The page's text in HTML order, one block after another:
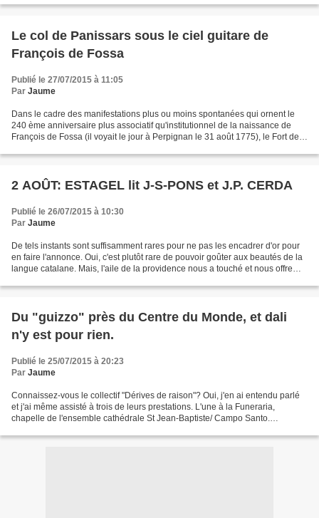
Le col de Panissars sous le ciel guitare de
François de Fossa
Publié le 27/07/2015 à 11:05
Par Jaume
Dans le cadre des manifestations plus ou moins spontanées qui ornent le
240 ème anniversaire plus associatif qu'institutionnel de la naissance de
François de Fossa (il voyait le jour à Perpignan le 31 août 1775), le Fort de
2 AOÛT: ESTAGEL lit J-S-PONS et J.P. CERDA
Publié le 26/07/2015 à 10:30
Par Jaume
De tels instants sont suffisamment rares pour ne pas les encadrer d'or pour
en faire l'annonce. Oui, c'est plutôt rare de pouvoir goûter aux beautés de la
langue catalane. Mais, l'aile de la providence nous a touché et nous offre
Du "guizzo" près du Centre du Monde, et dali
n'y est pour rien.
Publié le 25/07/2015 à 20:23
Par Jaume
Connaissez-vous le collectif "Dérives de raison"? Oui, j'en ai entendu parlé
et j'ai même assisté à trois de leurs prestations. L'une à la Funeraria,
chapelle de l'ensemble cathédrale St Jean-Baptiste/ Campo Santo.